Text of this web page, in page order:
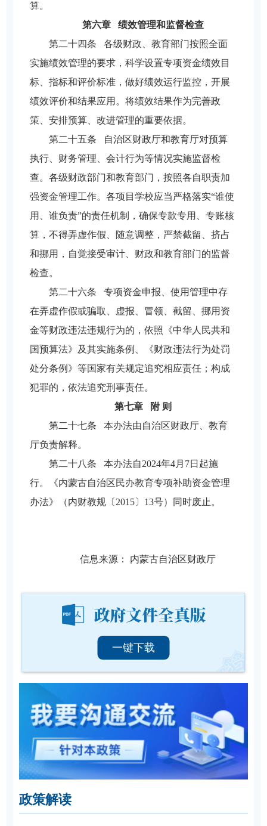
算。
第六章 绩效管理和监督检查
第二十四条 各级财政、教育部门按照全面
实施绩效管理的要求，科学设置专项资金绩效目
标、指标和评价标准，做好绩效运行监控，开展
绩效评价和结果应用。将绩效结果作为完善政
策、安排预算、改进管理的重要依据。
第二十五条 自治区财政厅和教育厅对预算
执行、财务管理、会计行为等情况实施监督检
查。各级财政部门和教育部门，按照各自职责加
强资金管理工作。各项目学校应当严格落实“谁使
用、谁负责”的责任机制，确保专款专用、专账核
算，不得弄虚作假、随意调整，严禁截留、挤占
和挪用，自觉接受审计、财政和教育部门的监督
检查。
第二十六条 专项资金申报、使用管理中存
在弄虚作假或骗取、虚报、冒领、截留、挪用资
金等财政违法违规行为的，依照《中华人民共和
国预算法》及其实施条例、《财政违法行为处罚
处分条例》等国家有关规定追究相应责任；构成
犯罪的，依法追究刑事责任。
第七章 附 则
第二十七条 本办法由自治区财政厅、教育
厅负责解释。
第二十八条 本办法自2024年4月7日起施
行。《内蒙古自治区民办教育专项补助资金管理
办法》（内财教规〔2015〕13号）同时废止。
信息来源： 内蒙古自治区财政厅
一键下载
政策解读